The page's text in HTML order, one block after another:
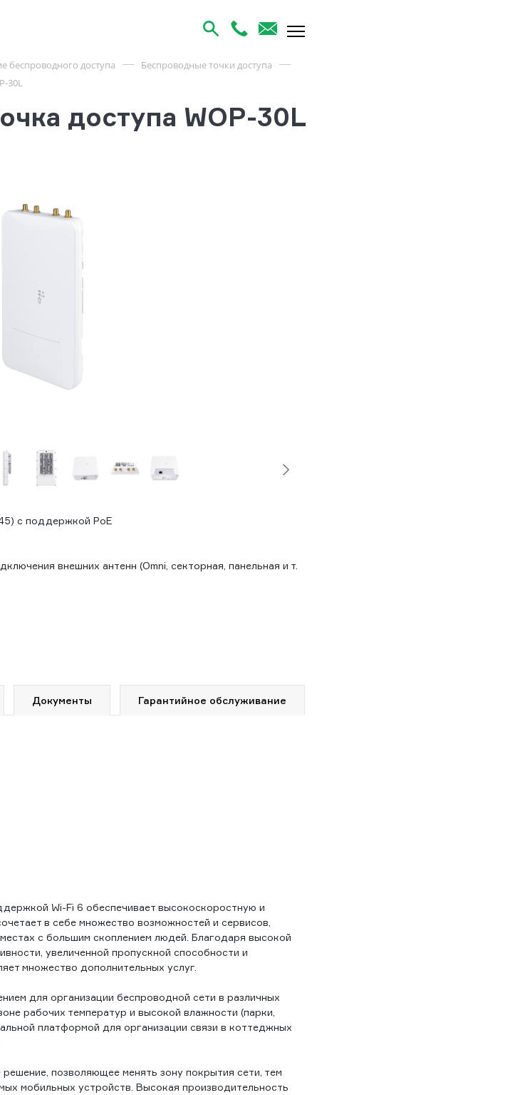
беспроводного доступа
Беспроводные точки доступа
30L
доступа WOP-30L
с поддержкой PoE
внешних антенн (Omni, секторная, панельная и т.
Документы Гарантийное обслуживание
Wi-Fi 6 обеспечивает высокоскоростную и
в себе множество возможностей и сервисов,
с большим скоплением людей. Благодаря высокой
увеличенной пропускной способности и
множество дополнительных услуг.
для организации беспроводной сети в различных
рабочих температур и высокой влажности (парки,
платформой для организации связи в коттеджных
позволяющее менять зону покрытия сети, тем
мобильных устройств. Высокая производительность